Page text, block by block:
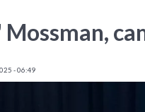
- 06:49